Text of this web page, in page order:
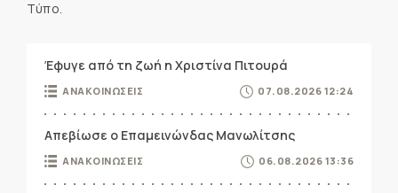
Τύπο.
Έφυγε από τη ζωή η Χριστίνα Πιτουρά
ΑΝΑΚΟΙΝΩΣΕΙΣ 07.08.2026 12:24
Απεβίωσε ο Επαμεινώνδας Μανωλίτσης
ΑΝΑΚΟΙΝΩΣΕΙΣ 06.08.2026 13:36